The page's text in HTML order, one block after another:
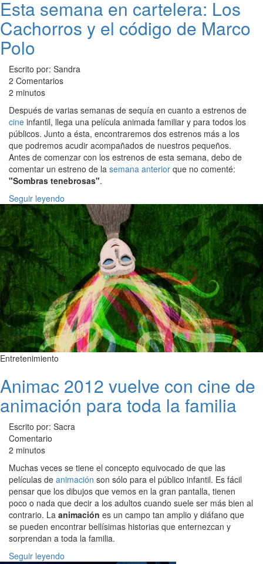
Esta semana en cartelera: Los
Cachorros y el código de Marco
Polo
Escrito por: Sandra
2 Comentarios
2 minutos
Después de varias semanas de sequía en cuanto a estrenos de
cine infantil, llega una película animada familiar y para todos los
públicos. Junto a ésta, encontraremos dos estrenos más a los
que podremos acudir acompañados de nuestros pequeños.
Antes de comenzar con los estrenos de esta semana, debo de
comentar un estreno de la semana anterior que no comenté:
"Sombras tenebrosas".
Seguir leyendo
Entretenimiento
Animac 2012 vuelve con cine de
animación para toda la familia
Escrito por: Sacra
Comentario
2 minutos
Muchas veces se tiene el concepto equivocado de que las
películas de animación son sólo para el público infantil. Es fácil
pensar que los dibujos que vemos en la gran pantalla, tienen
poco o nada que decir a los adultos cuando suele ser más bien al
contrario. La animación es un campo tan amplio y diáfano que
se pueden encontrar bellísimas historias que enternezcan y
sorprendan a toda la familia.
Seguir leyendo